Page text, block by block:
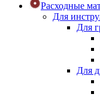
Расходные
Для
Для
Для